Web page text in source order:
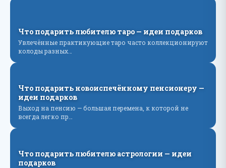
Что подарить любителю таро — идеи подарков
Увлечённые практикующие таро часто коллекционируют
колоды разных…
Что подарить новоиспечённому пенсионеру —
идеи подарков
Выход на пенсию — большая перемена, к которой не
всегда легко пр…
Что подарить любителю астрологии — идеи
подарков